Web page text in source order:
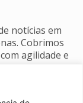
notícias em
Cobrimos
agilidade e